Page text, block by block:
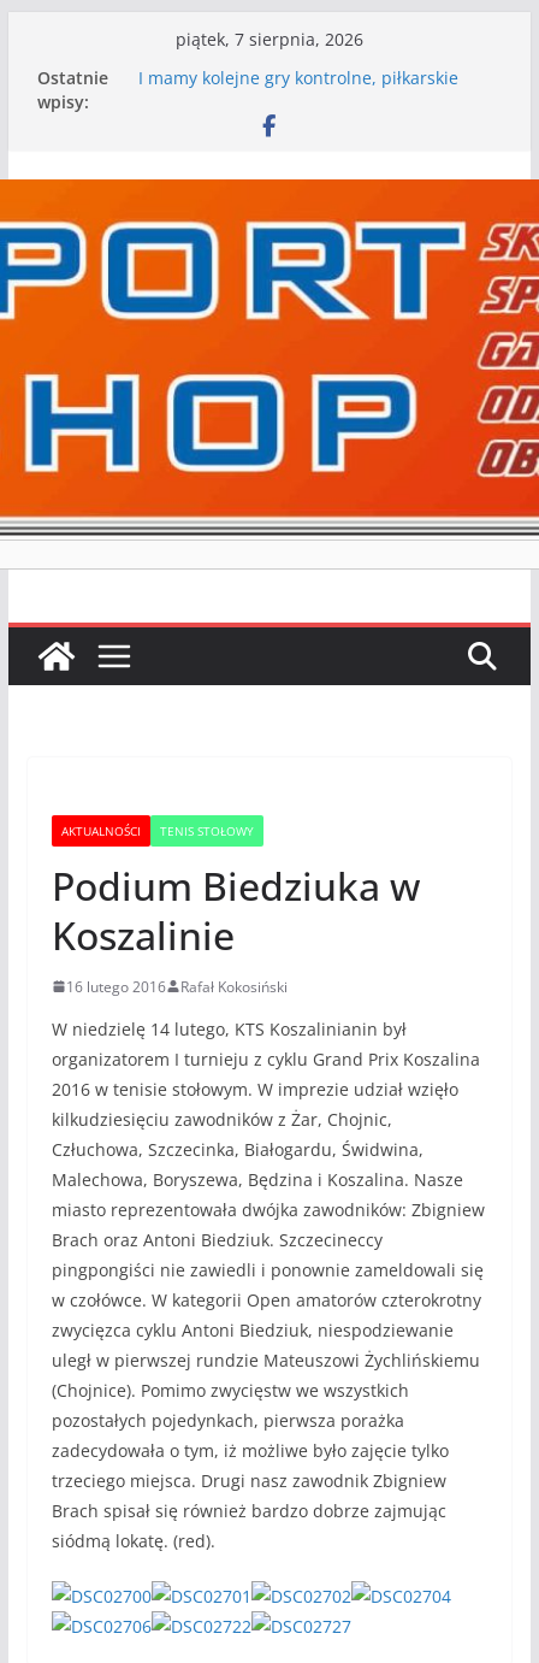
treści
piątek, 7 sierpnia, 2026
Ostatnie
wpisy:
I mamy kolejne gry kontrolne, piłkarskie
Mecz o wygraną w I Edycji Lidze Szóstek Piłki
Nasze piłkarskie zespoły w toku przygotowań
Kolejne gry kontrolne naszych piłkarskich
zespołów za nami
WKS wygrywa pierwszą edycję Ligi Szóstek w
Gwdzie Wielkiej
AKTUALNOŚCI TENIS STOŁOWY
Podium Biedziuka w
Koszalinie
16 lutego 2016 Rafał Kokosiński
W niedzielę 14 lutego, KTS Koszalinianin był
organizatorem I turnieju z cyklu Grand Prix Koszalina
2016 w tenisie stołowym. W imprezie udział wzięło
kilkudziesięciu zawodników z Żar, Chojnic,
Człuchowa, Szczecinka, Białogardu, Świdwina,
Malechowa, Boryszewa, Będzina i Koszalina. Nasze
miasto reprezentowała dwójka zawodników: Zbigniew
Brach oraz Antoni Biedziuk. Szczecineccy
pingpongiści nie zawiedli i ponownie zameldowali się
w czołówce. W kategorii Open amatorów czterokrotny
zwycięzca cyklu Antoni Biedziuk, niespodziewanie
uległ w pierwszej rundzie Mateuszowi Żychlińskiemu
(Chojnice). Pomimo zwycięstw we wszystkich
pozostałych pojedynkach, pierwsza porażka
zadecydowała o tym, iż możliwe było zajęcie tylko
trzeciego miejsca. Drugi nasz zawodnik Zbigniew
Brach spisał się również bardzo dobrze zajmując
siódmą lokatę. (red).